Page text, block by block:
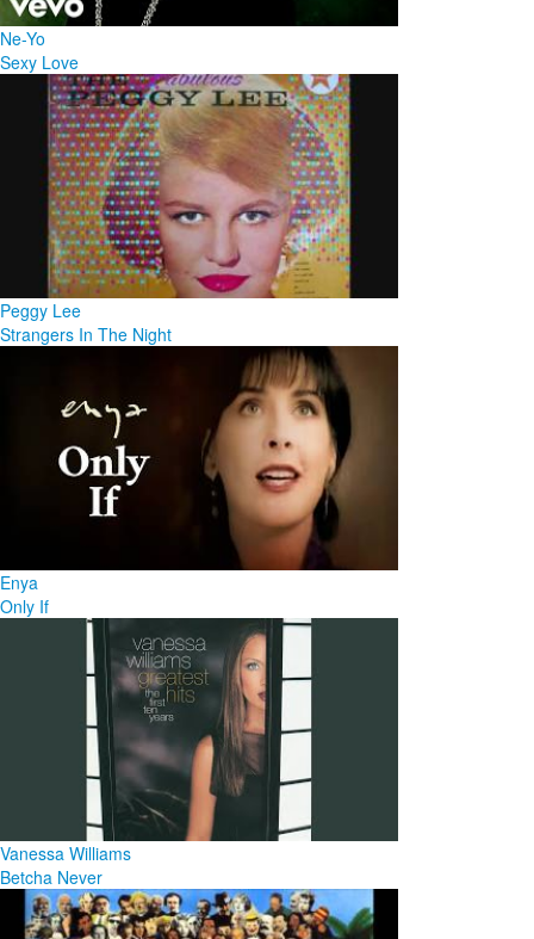
Ne-Yo
Sexy Love
Peggy Lee
Strangers In The Night
Enya
Only If
Vanessa Williams
Betcha Never